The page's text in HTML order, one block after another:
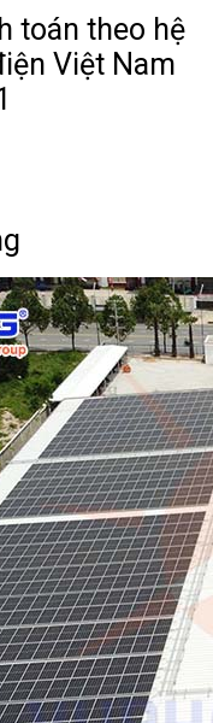
toán theo hệ
Việt Nam